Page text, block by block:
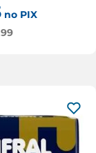
no PIX
99